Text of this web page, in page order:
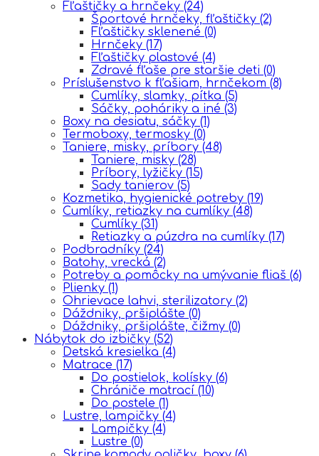
Fľaštičky a hrnčeky (24)
Športové hrnčeky, fľaštičky (2)
Fľaštičky sklenené (0)
Hrnčeky (17)
Fľaštičky plastové (4)
Zdravé fľaše pre staršie deti (0)
Príslušenstvo k fľašiam, hrnčekom (8)
Cumlíky, slamky, pítka (5)
Sáčky, poháriky a iné (3)
Boxy na desiatu, sáčky (1)
Termoboxy, termosky (0)
Taniere, misky, príbory (48)
Taniere, misky (28)
Príbory, lyžičky (15)
Sady tanierov (5)
Kozmetika, hygienické potreby (19)
Cumlíky, retiazky na cumlíky (48)
Cumlíky (31)
Retiazky a púzdra na cumlíky (17)
Podbradníky (24)
Batohy, vrecká (2)
Potreby a pomôcky na umývanie fliaš (6)
Plienky (1)
Ohrievace lahvi, sterilizatory (2)
Dáždniky, pršiplášte (0)
Dáždniky, pršiplášte, čižmy (0)
Nábytok do izbičky (52)
Detská kresielka (4)
Matrace (17)
Do postielok, kolísky (6)
Chrániče matrací (10)
Do postele (1)
Lustre, lampičky (4)
Lampičky (4)
Lustre (0)